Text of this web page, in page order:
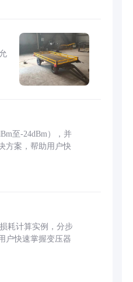
至-24dBm），并
方案，帮助用户快
耗计算实例，分步
户快速掌握变压器